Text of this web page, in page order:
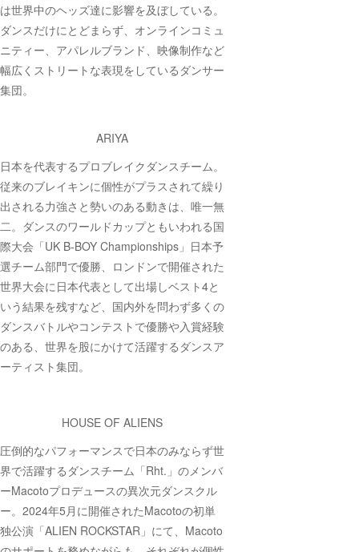
は世界中のヘッズ達に影響を及ぼしている。
ダンスだけにとどまらず、オンラインコミュ
ニティー、アパレルブランド、映像制作など
幅広くストリートな表現をしているダンサー
集団。
ARIYA
日本を代表するプロブレイクダンスチーム。
従来のブレイキンに個性がプラスされて繰り
出される力強さと勢いのある動きは、唯一無
二。ダンスのワールドカップともいわれる国
際大会「UK B-BOY Championships」日本予
選チーム部門で優勝、ロンドンで開催された
世界大会に日本代表として出場しベスト4と
いう結果を残すなど、国内外を問わず多くの
ダンスバトルやコンテストで優勝や入賞経験
のある、世界を股にかけて活躍するダンスア
ーティスト集団。
HOUSE OF ALIENS
圧倒的なパフォーマンスで日本のみならず世
界で活躍するダンスチーム「Rht.」のメンバ
ーMacotoプロデュースの異次元ダンスクル
ー。2024年5月に開催されたMacotoの初単
独公演「ALIEN ROCKSTAR」にて、Macoto